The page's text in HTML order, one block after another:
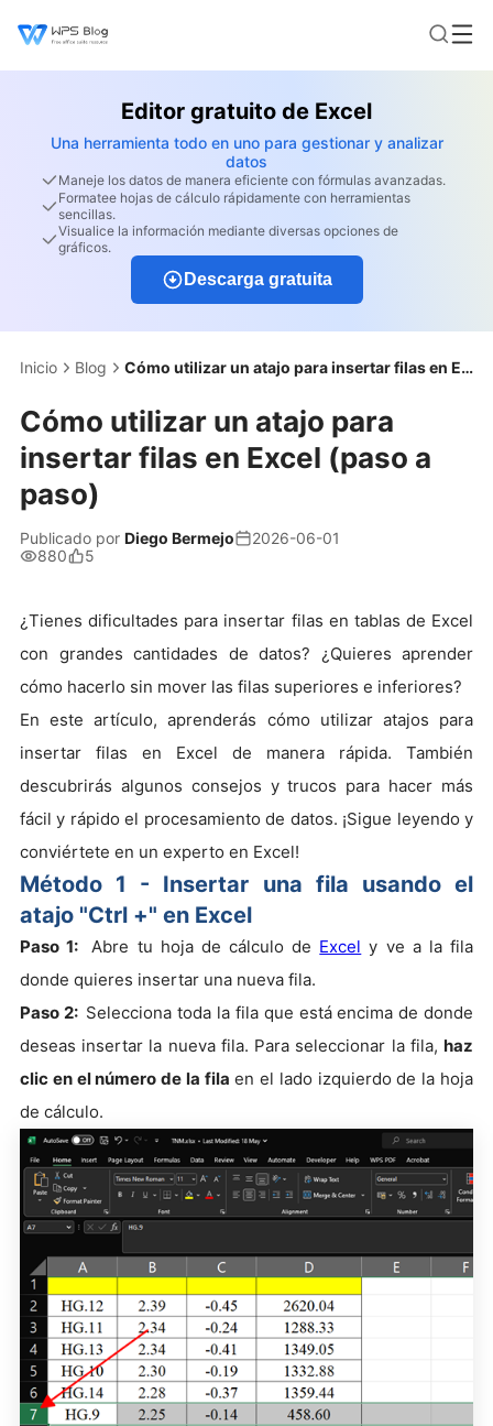
Editor gratuito de Excel
Una herramienta todo en uno para gestionar y analizar
datos
Maneje los datos de manera eficiente con fórmulas avanzadas.
Formatee hojas de cálculo rápidamente con herramientas
sencillas.
Visualice la información mediante diversas opciones de
gráficos.
Descarga gratuita
Inicio Blog Cómo utilizar un atajo para insertar filas en Excel (paso a paso)
Cómo utilizar un atajo para
insertar filas en Excel (paso a
paso)
Publicado por Diego Bermejo
2026-06-01
880
5
¿Tienes dificultades para insertar filas en tablas de Excel
con grandes cantidades de datos? ¿Quieres aprender
cómo hacerlo sin mover las filas superiores e inferiores?
En este artículo, aprenderás cómo utilizar atajos para
insertar filas en Excel de manera rápida. También
descubrirás algunos consejos y trucos para hacer más
fácil y rápido el procesamiento de datos. ¡Sigue leyendo y
conviértete en un experto en Excel!
Método 1 - Insertar una fila usando el
atajo "Ctrl +" en Excel
Paso 1:Abre tu hoja de cálculo de Excel y ve a la fila
donde quieres insertar una nueva fila.
Paso 2: Selecciona toda la fila que está encima de donde
deseas insertar la nueva fila. Para seleccionar la fila, haz
clic en el número de la fila en el lado izquierdo de la hoja
de cálculo.